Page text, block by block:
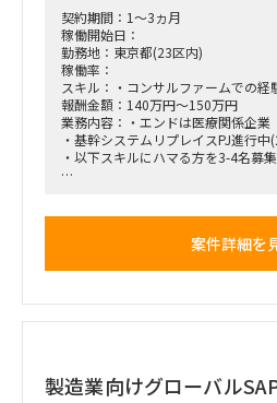
■面談回数：1～2回
契約期間：1～3ヵ月
稼働開始日：
勤務地：東京都(23区内)
稼働率：
スキル：・コンサルファームでの経
報酬金額：140万円～150万円
業務内容：・エンドは医療関係企業
・基幹システムリプレイスPJ進行
・以下スキルにハマる方を3-4名募
案件詳細を
製造業向けグローバル